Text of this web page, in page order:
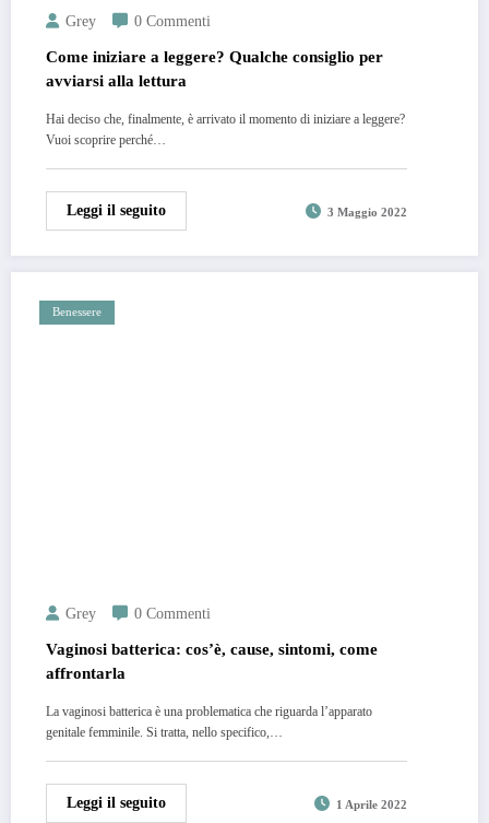
Grey 0 Commenti
Come iniziare a leggere? Qualche consiglio per
avviarsi alla lettura
Hai deciso che, finalmente, è arrivato il momento di iniziare a leggere?
Vuoi scoprire perché…
Leggi il seguito 3 Maggio 2022
Benessere
Grey 0 Commenti
Vaginosi batterica: cos’è, cause, sintomi, come
affrontarla
La vaginosi batterica è una problematica che riguarda l’apparato
genitale femminile. Si tratta, nello specifico,…
Leggi il seguito 1 Aprile 2022